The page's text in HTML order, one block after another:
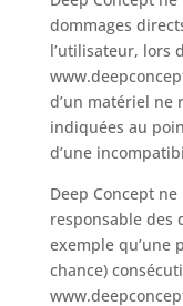
dommages
l’utilisateur, lors
d’un matériel ne
indiquées au
d’une
Deep Concept
responsable des
exemple qu’une
chance)